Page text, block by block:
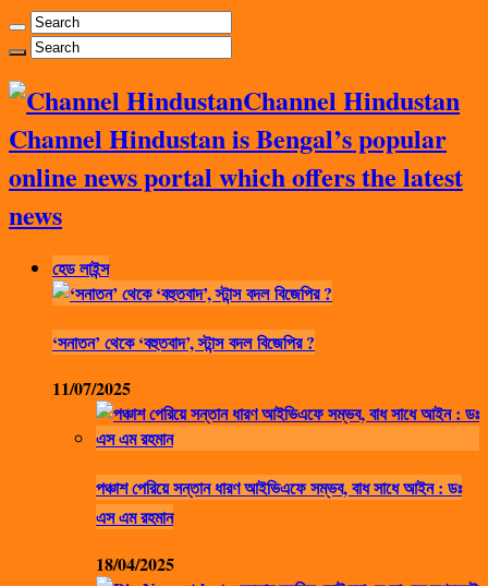
Channel Hindustan
Channel Hindustan is Bengal’s popular
online news portal which offers the latest
news
হেড লাইন্স
‘সনাতন’ থেকে ‘বহুতবাদ’, স্টান্স বদল বিজেপির ?
11/07/2025
পঞ্চাশ পেরিয়ে সন্তান ধারণ আইভিএফে সম্ভব, বাধ সাধে আইন : ডঃ
এস এম রহমান
18/04/2025